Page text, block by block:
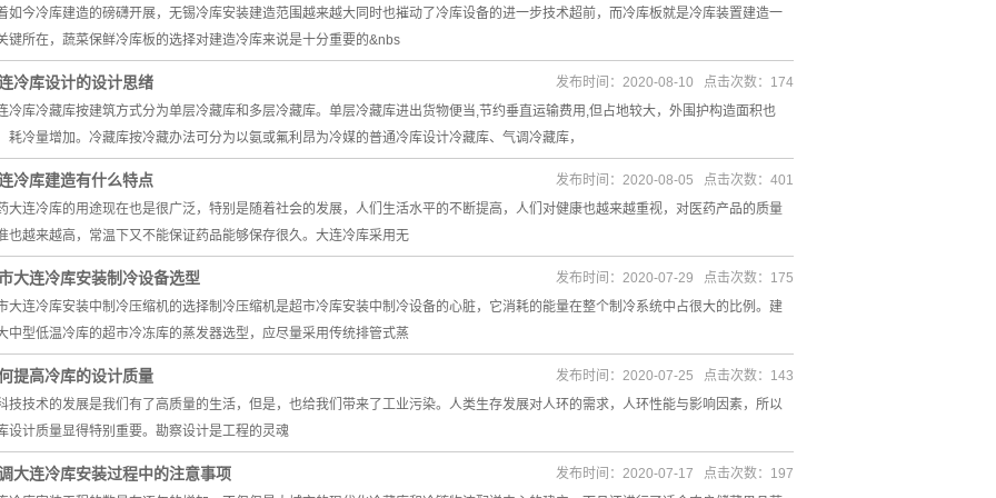
如今冷库建造的磅礴开展，无锡冷库安装建造范围越来越大同时也摧动了冷库设备的进一步技术超前，而冷库板就是冷库装置建造一
键所在，蔬菜保鲜冷库板的选择对建造冷库来说是十分重要的&nbs
冷库设计的设计思绪
冷库冷藏库按建筑方式分为单层冷藏库和多层冷藏库。单层冷藏库进出货物便当,节约垂直运输费用,但占地较大，外围护构造面积也
耗冷量增加。冷藏库按冷藏办法可分为以氨或氟利昂为冷媒的普通冷库设计冷藏库、气调冷藏库，
发布时间：2020-08-10 点击次数：174
冷库建造有什么特点
大连冷库的用途现在也是很广泛，特别是随着社会的发展，人们生活水平的不断提高，人们对健康也越来越重视，对医药产品的质量
也越来越高，常温下又不能保证药品能够保存很久。大连冷库采用无
发布时间：2020-08-05 点击次数：401
大连冷库安装制冷设备选型
大连冷库安装中制冷压缩机的选择制冷压缩机是超市冷库安装中制冷设备的心脏，它消耗的能量在整个制冷系统中占很大的比例。建
中型低温冷库的超市冷冻库的蒸发器选型，应尽量采用传统排管式蒸
发布时间：2020-07-29 点击次数：175
提高冷库的设计质量
技技术的发展是我们有了高质量的生活，但是，也给我们带来了工业污染。人类生存发展对人环的需求，人环性能与影响因素，所以
设计质量显得特别重要。勘察设计是工程的灵魂
发布时间：2020-07-25 点击次数：143
大连冷库安装过程中的注意事项 发布时间：2020-07-17 点击次数：197